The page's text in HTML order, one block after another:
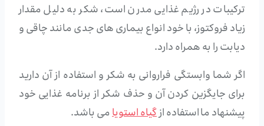
ترکیبات در رژیم غذایی مدرن است، شکر به دلیل مقدار
زیاد فروکتوز، با خود انواع بیماری های جدی مانند چاقی و
دیابت را به همراه دارد.
اگر شما وابستگی فراروانی به شکر و استفاده از آن دارید
برای جایگزین کردن آن و حذف شکر از برنامه غذایی خود
پیشنهاد ما استفاده ازگیاه استویامی باشد.